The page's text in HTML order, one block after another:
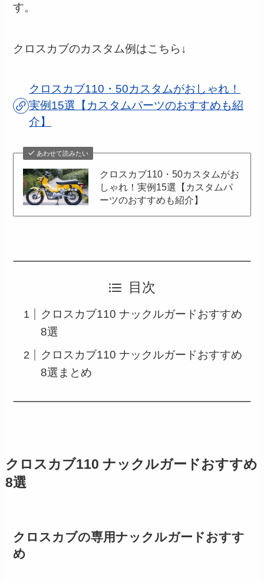
す。
クロスカブのカスタム例はこちら↓
クロスカブ110・50カスタムがおしゃれ！
実例15選【カスタムパーツのおすすめも紹
介】
あわせて読みたい
クロスカブ110・50カスタムがお
しゃれ！実例15選【カスタムパ
ーツのおすすめも紹介】
目次
クロスカブ110 ナックルガードおすすめ
8選
クロスカブ110 ナックルガードおすすめ
8選まとめ
クロスカブ110 ナックルガードおすすめ
8選
クロスカブの専用ナックルガードおすす
め